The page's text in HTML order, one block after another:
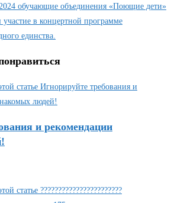
обучающие объединения «Поющие дети»
в концертной программе
единства.
и рекомендации